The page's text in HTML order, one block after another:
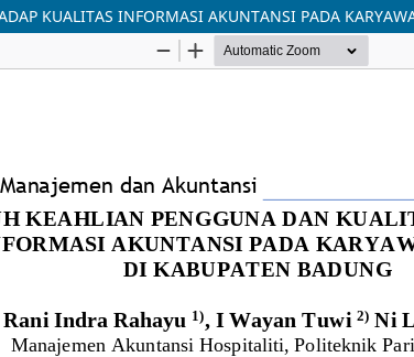
KUALITAS INFORMASI AKUNTANSI PADA